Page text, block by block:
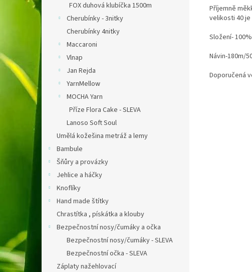
FOX duhová klubíčka 1500m
Cherubínky - 3nitky
Cherubínky 4nitky
Maccaroni
Vlnap
Jan Rejda
YarnMellow
MOCHA Yarn
Příze Flora Cake - SLEVA
Lanoso Soft Soul
Umělá kožešina metráž a lemy
Bambule
Šňůry a provázky
Jehlice a háčky
Knoflíky
Hand made štítky
Chrastítka , pískátka a klouby
Bezpečnostní nosy/čumáky a očka
Bezpečnostní nosy/čumáky - SLEVA
Bezpečnostní očka - SLEVA
Záplaty nažehlovací
Příjemně
velikosti 40 je
Složení-
Návin-180m/
Doporučená